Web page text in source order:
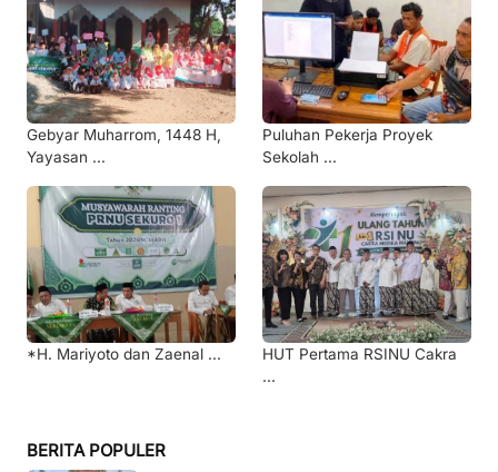
Gebyar Muharrom, 1448 H,
Yayasan ...
Puluhan Pekerja Proyek
Sekolah ...
*H. Mariyoto dan Zaenal ...
HUT Pertama RSINU Cakra
...
BERITA POPULER